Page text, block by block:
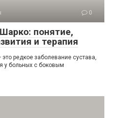
0
понятие,
и терапия
редкое заболевание сустава,
у больных с боковым